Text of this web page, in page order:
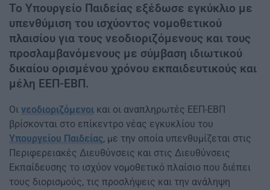
Το Υπουργείο Παιδείας εξέδωσε εγκύκλιο με
υπενθύμιση του ισχύοντος νομοθετικού
πλαισίου για τους νεοδιοριζόμενους και τους
προσλαμβανόμενους με σύμβαση ιδιωτικού
δικαίου ορισμένου χρόνου εκπαιδευτικούς και
μέλη ΕΕΠ-ΕΒΠ.
Οι νεοδιοριζόμενοι και οι αναπληρωτές ΕΕΠ-ΕΒΠ
βρίσκονται στο επίκεντρο νέας εγκυκλίου του
Υπουργείου Παιδείας, με την οποία υπενθυμίζεται στις
Περιφερειακές Διευθύνσεις και στις Διευθύνσεις
Εκπαίδευσης το ισχύον νομοθετικό πλαίσιο που διέπει
τους διορισμούς, τις προσλήψεις και την ανάληψη